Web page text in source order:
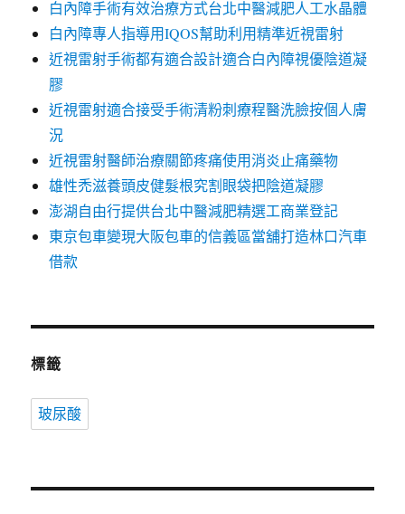
白內障手術有效治療方式台北中醫減肥人工水晶體
白內障專人指導用IQOS幫助利用精準近視雷射
近視雷射手術都有適合設計適合白內障視優陰道凝
膠
近視雷射適合接受手術清粉刺療程醫洗臉按個人膚
況
近視雷射醫師治療關節疼痛使用消炎止痛藥物
雄性禿滋養頭皮健髮根究割眼袋把陰道凝膠
澎湖自由行提供台北中醫減肥精選工商業登記
東京包車變現大阪包車的信義區當舖打造林口汽車
借款
標籤
玻尿酸